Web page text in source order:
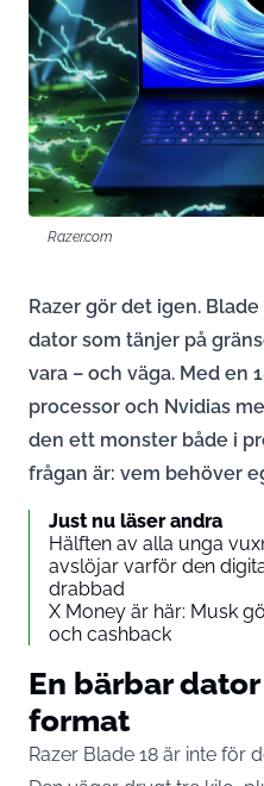
Razer.com
Razer gör det igen.
dator som tänjer på
vara – och väga. Med en
processor och Nvidias
den ett monster både i
frågan är: vem behöver
Just nu läser andra
Hälften av alla unga
avslöjar varför den
drabbad
X Money är här: Musk
och cashback
En bärbar
format
Razer Blade 18 är inte för